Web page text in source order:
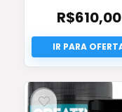
R$610,00